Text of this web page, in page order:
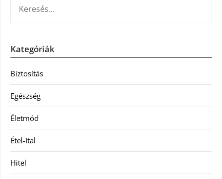
Kategóriák
Biztosítás
Egészség
Életmód
Étel-Ital
Hitel